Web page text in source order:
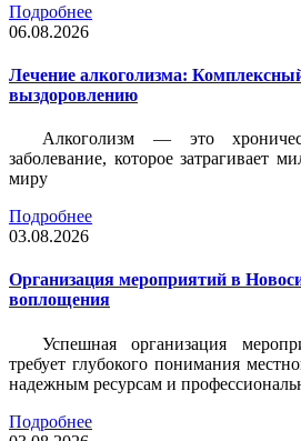
Подробнее
06.08.2026
Лечение алкоголизма:
выздоровлению
Алкоголизм — это
заболевание, которое затрагивает
миру
Подробнее
03.08.2026
Организация мероприятий в
воплощения
Успешная организация
требует глубокого понимания
надежным ресурсам и
Подробнее